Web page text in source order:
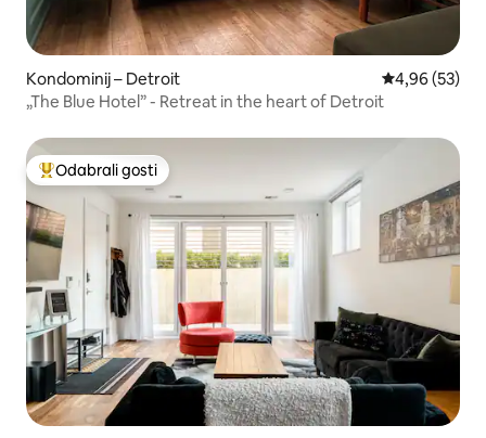
Kondominij – Detroit Prosječna
4,96 (53)
„The Blue Hotel” - Retreat in the heart of Detroit
Među najviše rangiranima s oznakom „Odabrali gosti”
Odabrali gosti